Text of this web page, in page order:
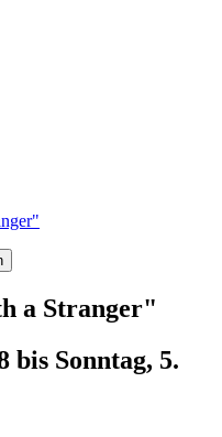
a Stranger"
bis Sonntag, 5.